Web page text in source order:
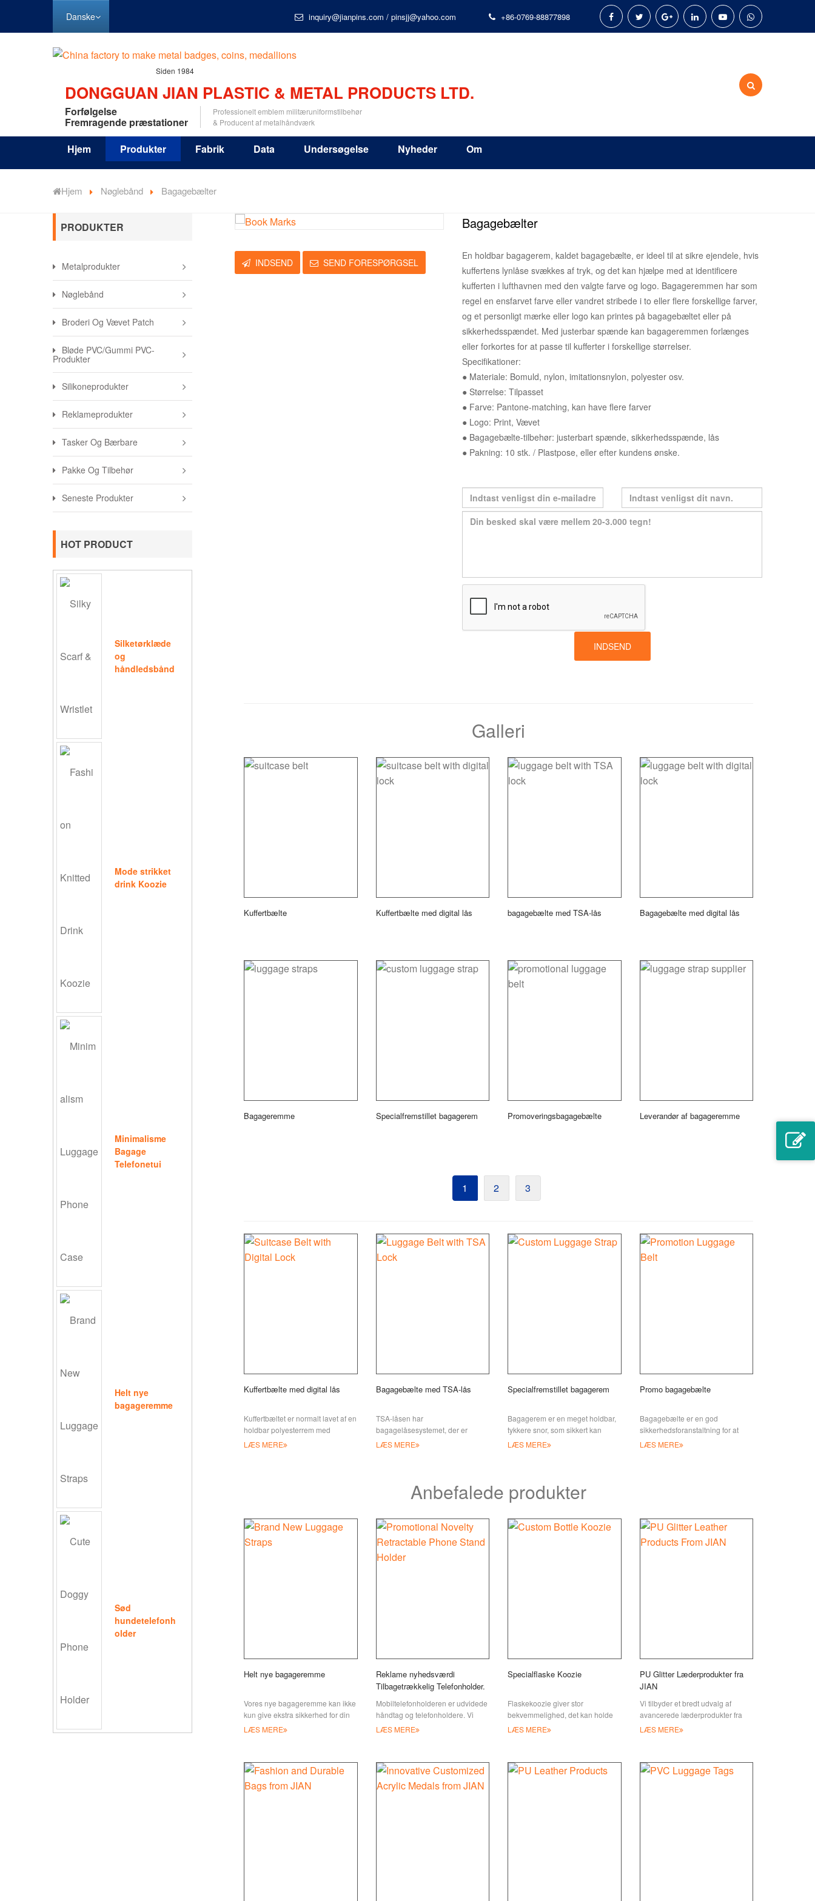
Danske inquiry@jianpins.com / pinsjj@yahoo.com +86-0769-88877898
Siden 1984
DONGGUAN JIAN PLASTIC & METAL PRODUCTS LTD.
Forfølgelse
Fremragende præstationer
Professionelt emblem militæruniformstilbehør
& Producent af metalhåndværk
Hjem Produkter Fabrik Data Undersøgelse Nyheder Om
Hjem Nøglebånd Bagagebælter
PRODUKTER
Metalprodukter
Nøglebånd
Broderi Og Vævet Patch
Bløde PVC/gummi PVC-
Produkter
Silikoneprodukter
Reklameprodukter
Tasker Og Bærbare
Pakke Og Tilbehør
Seneste Produkter
HOT PRODUCT
Silketørklæde
og
håndledsbånd
Mode strikket
drink Koozie
Minimalisme
Bagage
Telefonetui
Helt nye
bagageremme
Sød
hundetelefonh
older
INDSEND SEND FORESPØRGSEL
Bagagebælter
En holdbar bagagerem, kaldet bagagebælte, er ideel til at sikre ejendele, hvis
kuffertens lynlåse svækkes af tryk, og det kan hjælpe med at identificere
kufferten i lufthavnen med den valgte farve og logo. Bagageremmen har som
regel en ensfarvet farve eller vandret stribede i to eller flere forskellige farver,
og et personligt mærke eller logo kan printes på bagagebæltet eller på
sikkerhedsspændet. Med justerbar spænde kan bagageremmen forlænges
eller forkortes for at passe til kufferter i forskellige størrelser.
Specifikationer:
● Materiale: Bomuld, nylon, imitationsnylon, polyester osv.
● Størrelse: Tilpasset
● Farve: Pantone-matching, kan have flere farver
● Logo: Print, Vævet
● Bagagebælte-tilbehør: justerbart spænde, sikkerhedsspænde, lås
● Pakning: 10 stk. / Plastpose, eller efter kundens ønske.
INDSEND
Galleri
Kuffertbælte Kuffertbælte med digital lås bagagebælte med TSA-lås Bagagebælte med digital lås
Bagageremme Specialfremstillet bagagerem Promoveringsbagagebælte Leverandør af bagageremme
1 2 3
Kuffertbælte med digital lås
Kuffertbæltet er normalt lavet af en
holdbar polyesterrem med
justerbar spænde og
LÆS MERE
Bagagebælte med TSA-lås
TSA-låsen har
bagagelåsesystemet, der er
godkendt af Transportation
LÆS MERE
Specialfremstillet bagagerem
Bagagerem er en meget holdbar,
tykkere snor, som sikkert kan
binde din kuffert/taske tæt
LÆS MERE
Promo bagagebælte
Bagagebælte er en god
sikkerhedsforanstaltning for at
holde din kuffert/bagage lukket, da
LÆS MERE
Anbefalede produkter
Helt nye bagageremme
Vores nye bagageremme kan ikke
kun give ekstra sikkerhed for din
bagage, med dit eget logo, de
LÆS MERE
Reklame nyhedsværdi
Tilbagetrækkelig Telefonholder.
Mobiltelefonholderen er udvidede
håndtag og telefonholdere. Vi
bruger dem ofte til at gribe, støtte
LÆS MERE
Specialflaske Koozie
Flaskekoozie giver stor
bekvemmelighed, det kan holde
temperaturen på dine drikkevarer
LÆS MERE
PU Glitter Læderprodukter fra
JIAN
Vi tilbyder et bredt udvalg af
avancerede læderprodukter fra
erfarne medarbejdere. Disse
LÆS MERE